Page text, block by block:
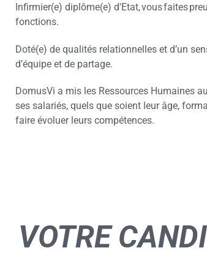
Infirmier(e) diplôme(e) d'Etat, vous faites
fonctions.
Doté(e) de qualités relationnelles et d’un
d’équipe et de partage.
DomusVi a mis les Ressources Humaines
ses salariés, quels que soient leur âge,
faire évoluer leurs compétences.
VOTRE